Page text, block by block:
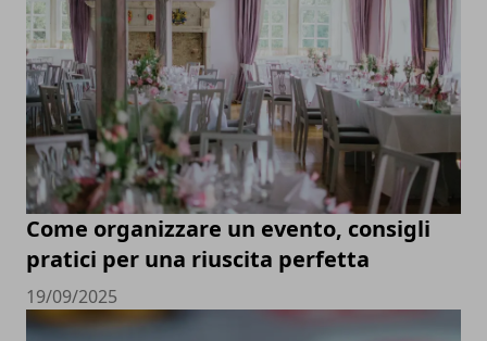
Come organizzare un evento, consigli
pratici per una riuscita perfetta
19/09/2025